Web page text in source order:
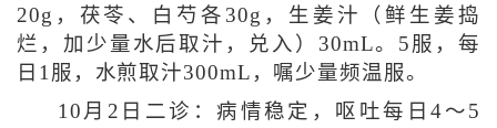
20g，茯苓、白芍各30g，生姜汁（鲜生姜捣
烂，加少量水后取汁，兑入）30mL。5服，每
日1服，水煎取汁300mL，嘱少量频温服。
10月2日二诊：病情稳定，呕吐每日4～5